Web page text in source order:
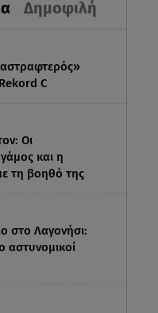
Δημοφιλή
C
Οι
και η
τη βοηθό της
στο Λαγονήσι:
αστυνομικοί